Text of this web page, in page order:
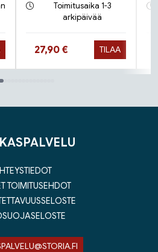
Toimitusaika 1-3
arkipäivää
Hinta nyt
27,90 € TILAA
TOIMITUSEHDOT